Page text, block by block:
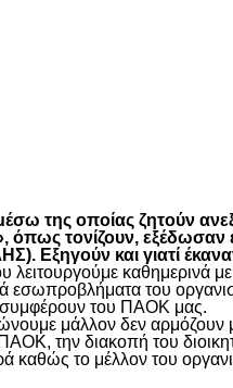
της οποίας ζητούν
όπως τονίζουν,
και γιατί έκαναν
καθημερινά με
εσωπροβλήματα του
συμφέρουν του ΠΑΟΚ μας.
μάλλον δεν αρμόζουν
την διακοπή του
καθώς το μέλλον του